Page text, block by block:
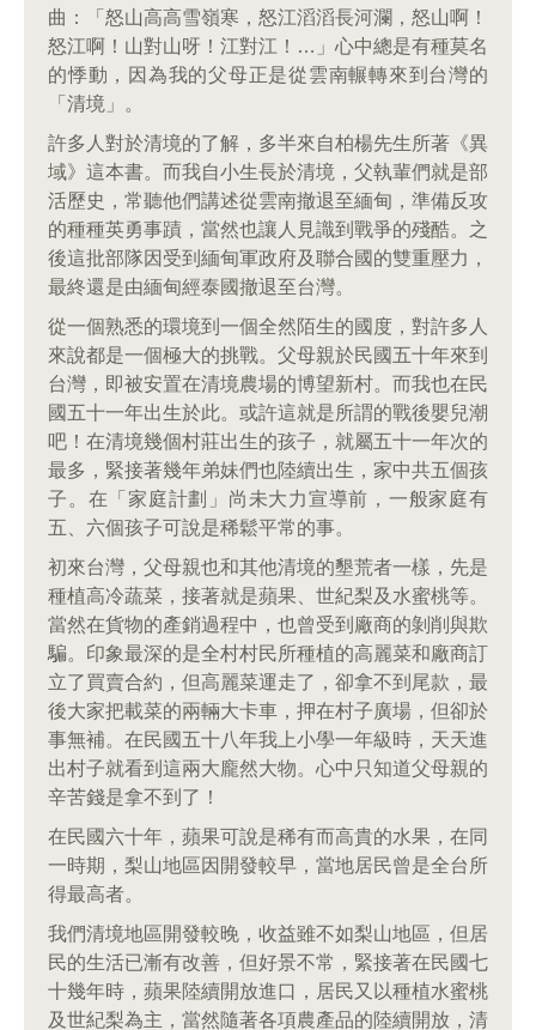
曲：「怒山高高雪嶺寒，怒江滔滔長河瀾，怒山啊！
怒江啊！山對山呀！江對江！…」心中總是有種莫名
的悸動，因為我的父母正是從雲南輾轉來到台灣的
「清境」。
許多人對於清境的了解，多半來自柏楊先生所著《異
域》這本書。而我自小生長於清境，父執輩們就是部
活歷史，常聽他們講述從雲南撤退至緬甸，準備反攻
的種種英勇事蹟，當然也讓人見識到戰爭的殘酷。之
後這批部隊因受到緬甸軍政府及聯合國的雙重壓力，
最終還是由緬甸經泰國撤退至台灣。
從一個熟悉的環境到一個全然陌生的國度，對許多人
來說都是一個極大的挑戰。父母親於民國五十年來到
台灣，即被安置在清境農場的博望新村。而我也在民
國五十一年出生於此。或許這就是所謂的戰後嬰兒潮
吧！在清境幾個村莊出生的孩子，就屬五十一年次的
最多，緊接著幾年弟妹們也陸續出生，家中共五個孩
子。在「家庭計劃」尚未大力宣導前，一般家庭有
五、六個孩子可說是稀鬆平常的事。
初來台灣，父母親也和其他清境的墾荒者一樣，先是
種植高冷蔬菜，接著就是蘋果、世紀梨及水蜜桃等。
當然在貨物的產銷過程中，也曾受到廠商的剝削與欺
騙。印象最深的是全村村民所種植的高麗菜和廠商訂
立了買賣合約，但高麗菜運走了，卻拿不到尾款，最
後大家把載菜的兩輛大卡車，押在村子廣場，但卻於
事無補。在民國五十八年我上小學一年級時，天天進
出村子就看到這兩大龐然大物。心中只知道父母親的
辛苦錢是拿不到了！
在民國六十年，蘋果可說是稀有而高貴的水果，在同
一時期，梨山地區因開發較早，當地居民曾是全台所
得最高者。
我們清境地區開發較晚，收益雖不如梨山地區，但居
民的生活已漸有改善，但好景不常，緊接著在民國七
十幾年時，蘋果陸續開放進口，居民又以種植水蜜桃
及世紀梨為主，當然隨著各項農產品的陸續開放，清